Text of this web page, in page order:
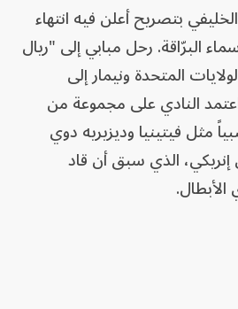
بتصريح أعلن فيه انتهاء
البرّاقة. رحل مبابي إلى "ريال
المتحدة ونيمار إلى
النادي على مجموعة من
مثل فيتينيا وديزيريه دوي
إنريكي، الذي سبق أن قاد